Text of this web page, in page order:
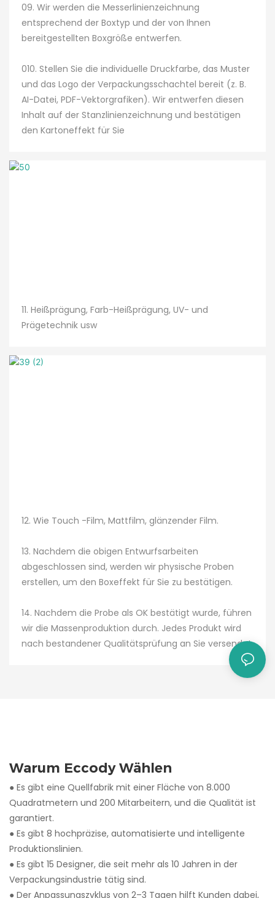
09. Wir werden die Messerlinienzeichnung
entsprechend der Boxtyp und der von Ihnen
bereitgestellten Boxgröße entwerfen.
010. Stellen Sie die individuelle Druckfarbe, das Muster
und das Logo der Verpackungsschachtel bereit (z. B.
AI-Datei, PDF-Vektorgrafiken). Wir entwerfen diesen
Inhalt auf der Stanzlinienzeichnung und bestätigen
den Kartoneffekt für Sie
11. Heißprägung, Farb-Heißprägung, UV- und
Prägetechnik usw
12. Wie Touch -Film, Mattfilm, glänzender Film.
13. Nachdem die obigen Entwurfsarbeiten
abgeschlossen sind, werden wir physische Proben
erstellen, um den Boxeffekt für Sie zu bestätigen.
14. Nachdem die Probe als OK bestätigt wurde, führen
wir die Massenproduktion durch. Jedes Produkt wird
nach bestandener Qualitätsprüfung an Sie versendet
Warum Eccody Wählen
● Es gibt eine Quellfabrik mit einer Fläche von 8.000
Quadratmetern und 200 Mitarbeitern, und die Qualität ist
garantiert.
● Es gibt 8 hochpräzise, ​​automatisierte und intelligente
Produktionslinien.
● Es gibt 15 Designer, die seit mehr als 10 Jahren in der
Verpackungsindustrie tätig sind.
● Der Anpassungszyklus von 2–3 Tagen hilft Kunden dabei,